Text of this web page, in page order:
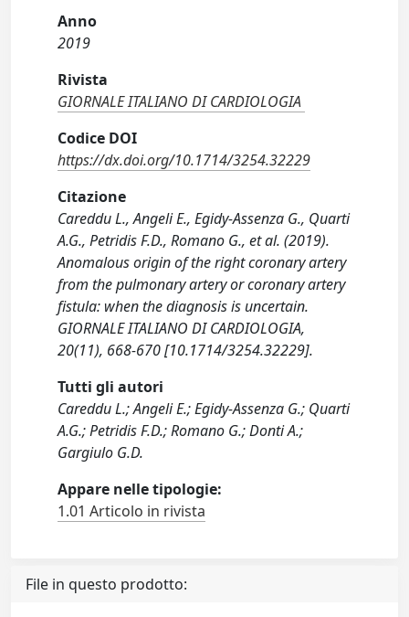
Anno
2019
Rivista
GIORNALE ITALIANO DI CARDIOLOGIA
Codice DOI
https://dx.doi.org/10.1714/3254.32229
Citazione
Careddu L., Angeli E., Egidy-Assenza G., Quarti
A.G., Petridis F.D., Romano G., et al. (2019).
Anomalous origin of the right coronary artery
from the pulmonary artery or coronary artery
fistula: when the diagnosis is uncertain.
GIORNALE ITALIANO DI CARDIOLOGIA,
20(11), 668-670 [10.1714/3254.32229].
Tutti gli autori
Careddu L.; Angeli E.; Egidy-Assenza G.; Quarti
A.G.; Petridis F.D.; Romano G.; Donti A.;
Gargiulo G.D.
Appare nelle tipologie:
1.01 Articolo in rivista
File in questo prodotto: